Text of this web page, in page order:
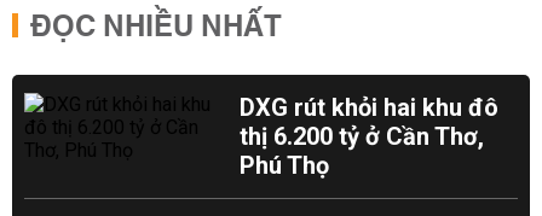
ĐỌC NHIỀU NHẤT
DXG rút khỏi hai khu đô
thị 6.200 tỷ ở Cần Thơ,
Phú Thọ